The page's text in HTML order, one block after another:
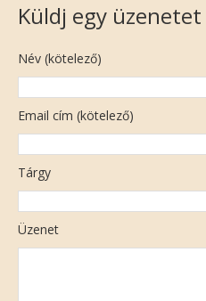
Küldj egy üzenetet
Név (kötelező)
Email cím (kötelező)
Tárgy
Üzenet